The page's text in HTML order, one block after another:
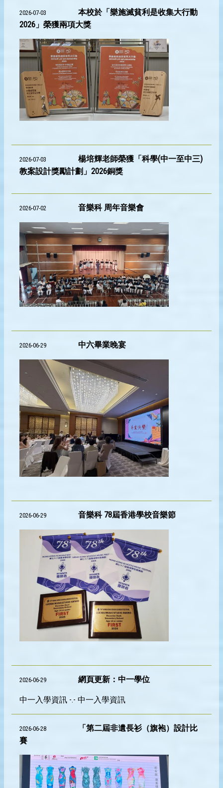
2026-07-03
本校於「樂施滅貧利是收集大行動
2026」榮獲兩項大獎
2026-07-03
楊培輝老師榮獲「科學(中一至中三)
教案設計獎勵計劃」2026銅獎
2026-07-02 音樂科 周年音樂會
2026-06-29 中六畢業晚宴
2026-06-29 音樂科 78屆香港學校音樂節
2026-06-29 網頁更新：中一學位
中一入學資訊 -.- 中一入學資訊
2026-06-28
「第二屆非遺長衫（旗袍）設計比
賽